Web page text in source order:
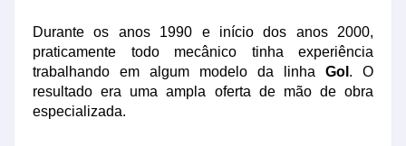
Durante os anos 1990 e início dos anos 2000,
praticamente todo mecânico tinha experiência
trabalhando em algum modelo da linha Gol . O
resultado era uma ampla oferta de mão de obra
especializada.